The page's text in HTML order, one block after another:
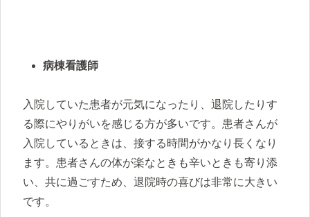
病棟看護師
入院していた患者が元気になったり、退院したりす
る際にやりがいを感じる方が多いです。患者さんが
入院しているときは、接する時間がかなり長くなり
ます。患者さんの体が楽なときも辛いときも寄り添
い、共に過ごすため、退院時の喜びは非常に大きい
です。